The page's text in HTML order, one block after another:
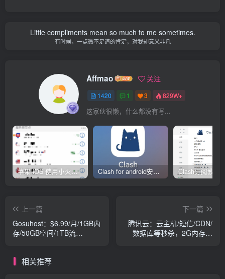
Little compliments mean so much to me sometimes.
有时候，一点微不足道的肯定，对我却意义非凡
Affmao 关注
1420 1 3 829W+
这家伙很懒，什么都没有写...
苹果 iOS 使用小火箭(shadowrocket)新手教程 Clash for android安卓客户端保姆级新手使用教程
上一篇
Gosuhost：$6.99/月/1GB内
存/50GB空间/1TB流
下一篇
腾讯云：云主机/短信/CDN/
数据库等秒杀，2G内存、
相关推荐